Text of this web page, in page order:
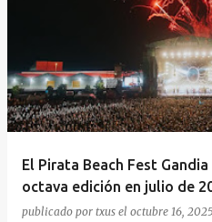
El Pirata Beach Fest
octava edición en julio de
publicado por txus el octubre 16,